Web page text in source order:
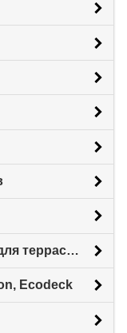
Аксессуары и комплектующие для террасной доски
Ecodeck